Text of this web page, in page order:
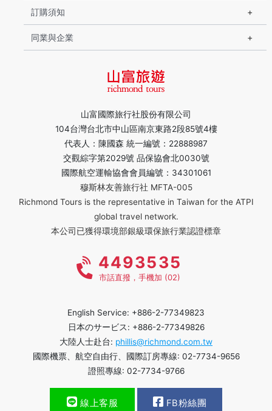
山富國際旅行社股份有限公司
104台灣台北市中山區南京東路2段85號4樓
代表人：陳國森 統一編號：22888987
交觀綜字第2029號 品保協會北0030號
國際航空運輸協會會員編號：34301061
穆斯林友善旅行社 MFTA-005
Richmond Tours is the representative in Taiwan for the ATPI
global travel network.
本公司已獲得環境部銀級環保旅行業認證標章
訂購須知
同業與企業
4493535
市話直撥，手機加 (02)
English Service: +886-2-77349823
日本のサービス: +886-2-77349826
大陸人士赴台: phillis@richmond.com.tw
國際機票、航空自由行、國際訂房專線: 02-7734-9656
證照專線: 02-7734-9766
線上客服 FB粉絲團